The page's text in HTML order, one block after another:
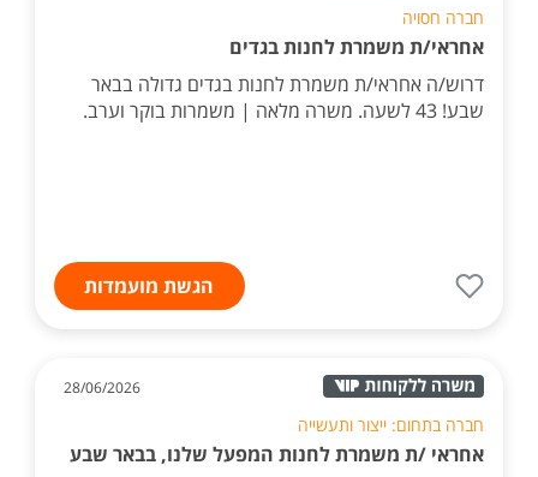
חברה חסויה
אחראי/ת משמרת לחנות בגדים
דרוש/ה אחראי/ת משמרת לחנות בגדים גדולה בבאר
שבע! 43 לשעה. משרה מלאה | משמרות בוקר וערב.
הגשת מועמדות
28/06/2026
חברה בתחום: ייצור ותעשייה
אחראי /ת משמרת לחנות המפעל שלנו, בבאר שבע